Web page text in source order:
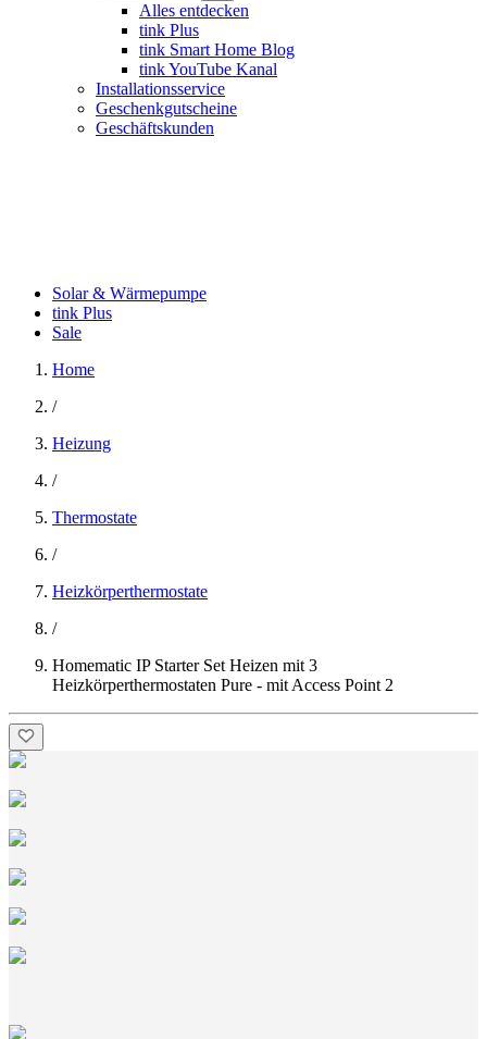
Alles entdecken
tink Plus
tink Smart Home Blog
tink YouTube Kanal
Installationsservice
Geschenkgutscheine
Geschäftskunden
Solar & Wärmepumpe
tink Plus
Sale
Home
/
Heizung
/
Thermostate
/
Heizkörperthermostate
/
Homematic IP Starter Set Heizen mit 3
Heizkörperthermostaten Pure - mit Access Point 2